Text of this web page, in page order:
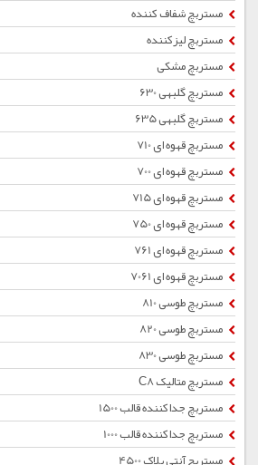
مستربچ شفاف کننده
مستربچ لیزکننده
مستربچ مشکی
مستربچ گلبهی 630
مستربچ گلبهی 635
مستربچ قهوه ای 710
مستربچ قهوه ای 700
مستربچ قهوه ای 715
مستربچ قهوه ای 750
مستربچ قهوه ای 761
مستربچ قهوه ای 7061
مستربچ طوسی 810
مستربچ طوسی 820
مستربچ طوسی 830
مستربچ متالیک C8
مستربچ جداکننده قالب 1500
مستربچ جداکننده قالب 1000